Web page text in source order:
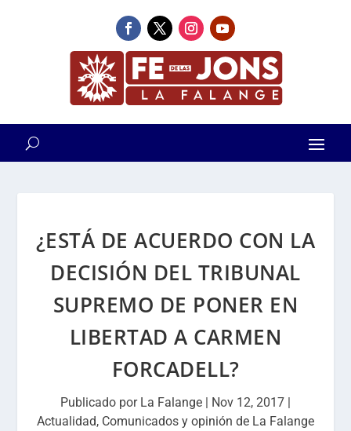
¿ESTÁ DE ACUERDO CON LA
DECISIÓN DEL TRIBUNAL
SUPREMO DE PONER EN
LIBERTAD A CARMEN
FORCADELL?
Publicado por La Falange | Nov 12, 2017 |
Actualidad, Comunicados y opinión de La Falange